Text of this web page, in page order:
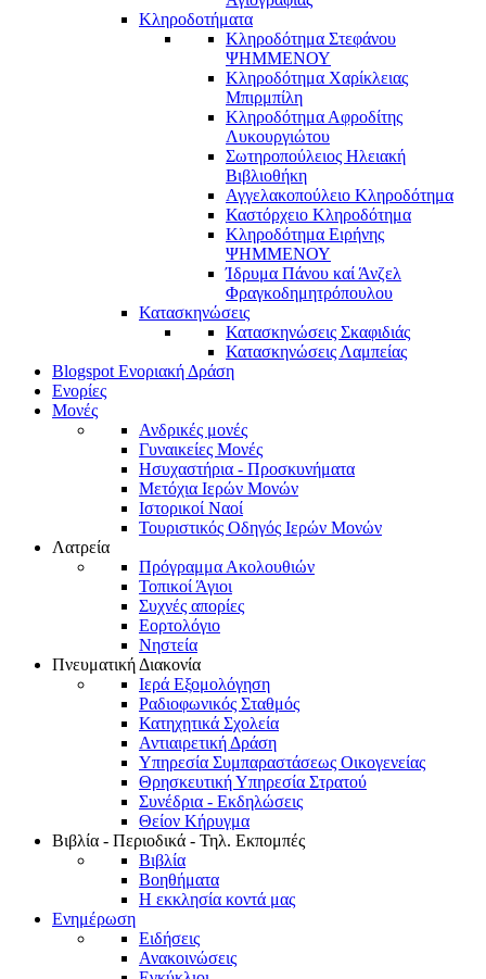
Κληροδοτήματα
Κληροδότημα Στεφάνου
ΨΗΜΜΕΝΟΥ
Κληροδότημα Χαρίκλειας
Μπιρμπίλη
Κληροδότημα Αφροδίτης
Λυκουργιώτου
Σωτηροπούλειος Ηλειακή
Βιβλιοθήκη
Αγγελακοπούλειο Κληροδότημα
Καστόρχειο Κληροδότημα
Κληροδότημα Ειρήνης
ΨΗΜΜΕΝΟΥ
Ίδρυμα Πάνου καί Άνζελ
Φραγκοδημητρόπουλου
Κατασκηνώσεις
Κατασκηνώσεις Σκαφιδιάς
Κατασκηνώσεις Λαμπείας
Blogspot Ενοριακή Δράση
Ενορίες
Μονές
Ανδρικές μονές
Γυναικείες Μονές
Ησυχαστήρια - Προσκυνήματα
Μετόχια Ιερών Μονών
Ιστορικοί Ναοί
Τουριστικός Οδηγός Ιερών Μονών
Λατρεία
Πρόγραμμα Ακολουθιών
Τοπικοί Άγιοι
Συχνές απορίες
Εορτολόγιο
Νηστεία
Πνευματική Διακονία
Ιερά Εξομολόγηση
Ραδιοφωνικός Σταθμός
Κατηχητικά Σχολεία
Αντιαιρετική Δράση
Υπηρεσία Συμπαραστάσεως Οικογενείας
Θρησκευτική Υπηρεσία Στρατού
Συνέδρια - Εκδηλώσεις
Θείον Κήρυγμα
Βιβλία - Περιοδικά - Τηλ. Εκπομπές
Βιβλία
Βοηθήματα
Η εκκλησία κοντά μας
Ενημέρωση
Ειδήσεις
Ανακοινώσεις